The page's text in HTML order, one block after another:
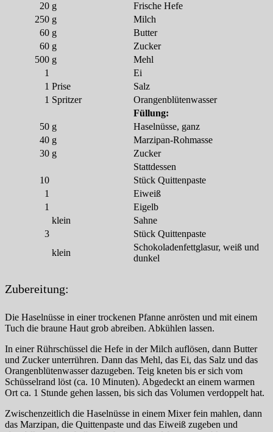
20 g
Frische Hefe
250 g
Milch
60 g
Butter
60 g
Zucker
500 g
Mehl
1
Ei
1 Prise
Salz
1 Spritzer
Orangenblütenwasser
Füllung:
50 g
Haselnüsse, ganz
40 g
Marzipan-Rohmasse
30 g
Zucker
Stattdessen
10
Stück Quittenpaste
1
Eiweiß
1
Eigelb
klein
Sahne
3
Stück Quittenpaste
klein
Schokoladenfettglasur, weiß und
dunkel
Zubereitung:
Die Haselnüsse in einer trockenen Pfanne anrösten und mit einem
Tuch die braune Haut grob abreiben. Abkühlen lassen.
In einer Rührschüssel die Hefe in der Milch auflösen, dann Butter
und Zucker unterrühren. Dann das Mehl, das Ei, das Salz und das
Orangenblütenwasser dazugeben. Teig kneten bis er sich vom
Schüsselrand löst (ca. 10 Minuten). Abgedeckt an einem warmen
Ort ca. 1 Stunde gehen lassen, bis sich das Volumen verdoppelt hat.
Zwischenzeitlich die Haselnüsse in einem Mixer fein mahlen, dann
das Marzipan, die Quittenpaste und das Eiweiß zugeben und